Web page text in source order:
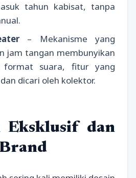
tahun kabisat, tanpa
– Mekanisme yang
jam tangan membunyikan
format suara, fitur yang
dicari oleh kolektor.
Eksklusif dan